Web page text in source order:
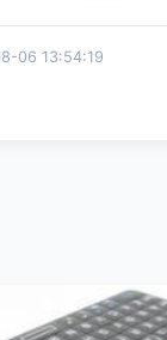
06 13:54:19